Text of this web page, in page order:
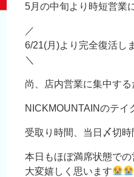
5月の中旬より時短営業
／
6/21(月)より完全復活し
＼
尚、店内営業に集中す
NICKMOUNTAINのテイ
受取り時間、当日〆切
本日もほぼ満席状態での
大変嬉しく思います